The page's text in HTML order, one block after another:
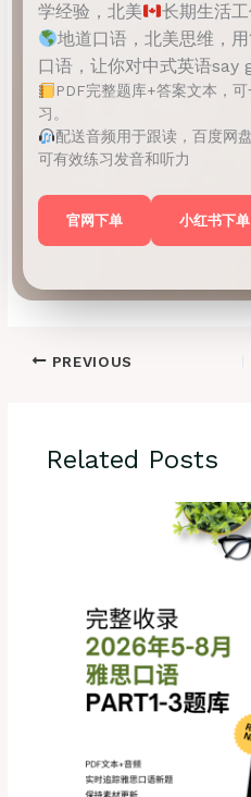
学经验，北美
长期生活
地道口语，北美思维，
口语，让你对中式英语say
PDF完整题库+答案文本，
习。
配送音频用于跟读，百度网
可有效练习发音和听力
官网下单 小红书下单
PREVIOUS
Related Posts